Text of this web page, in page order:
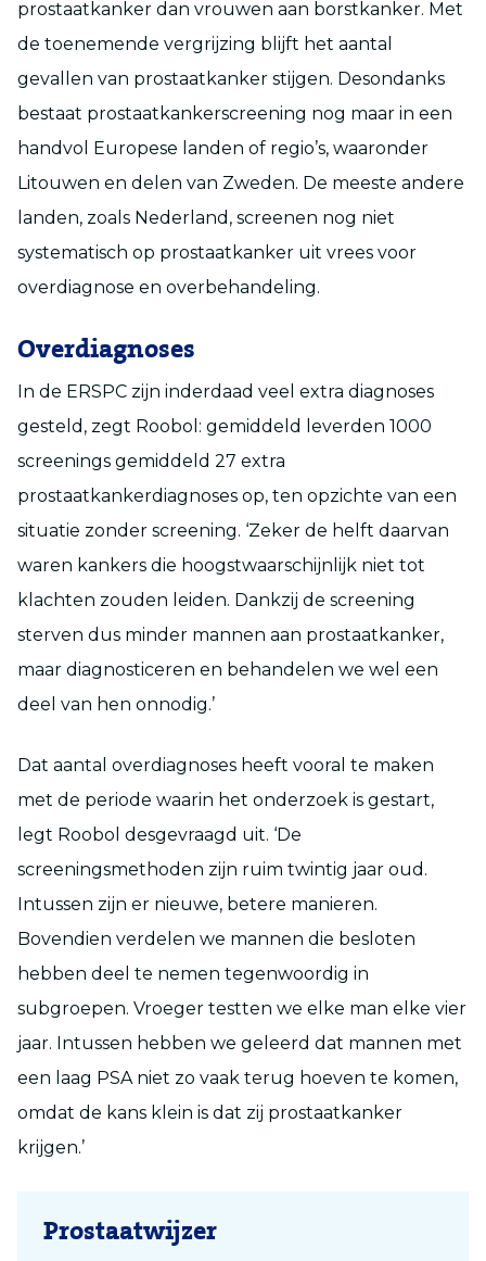
prostaatkanker dan vrouwen aan borstkanker. Met
de toenemende vergrijzing blijft het aantal
gevallen van prostaatkanker stijgen. Desondanks
bestaat prostaatkankerscreening nog maar in een
handvol Europese landen of regio’s, waaronder
Litouwen en delen van Zweden. De meeste andere
landen, zoals Nederland, screenen nog niet
systematisch op prostaatkanker uit vrees voor
overdiagnose en overbehandeling.
Overdiagnoses
In de ERSPC zijn inderdaad veel extra diagnoses
gesteld, zegt Roobol: gemiddeld leverden 1000
screenings gemiddeld 27 extra
prostaatkankerdiagnoses op, ten opzichte van een
situatie zonder screening. ‘Zeker de helft daarvan
waren kankers die hoogstwaarschijnlijk niet tot
klachten zouden leiden. Dankzij de screening
sterven dus minder mannen aan prostaatkanker,
maar diagnosticeren en behandelen we wel een
deel van hen onnodig.’
Dat aantal overdiagnoses heeft vooral te maken
met de periode waarin het onderzoek is gestart,
legt Roobol desgevraagd uit. ‘De
screeningsmethoden zijn ruim twintig jaar oud.
Intussen zijn er nieuwe, betere manieren.
Bovendien verdelen we mannen die besloten
hebben deel te nemen tegenwoordig in
subgroepen. Vroeger testten we elke man elke vier
jaar. Intussen hebben we geleerd dat mannen met
een laag PSA niet zo vaak terug hoeven te komen,
omdat de kans klein is dat zij prostaatkanker
krijgen.’
Prostaatwijzer